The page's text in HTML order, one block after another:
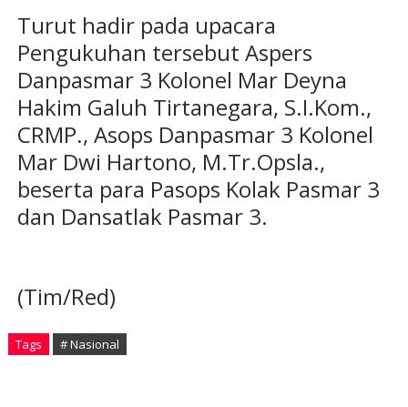
Turut hadir pada upacara
Pengukuhan tersebut Aspers
Danpasmar 3 Kolonel Mar Deyna
Hakim Galuh Tirtanegara, S.I.Kom.,
CRMP., Asops Danpasmar 3 Kolonel
Mar Dwi Hartono, M.Tr.Opsla.,
beserta para Pasops Kolak Pasmar 3
dan Dansatlak Pasmar 3.
(Tim/Red)
Tags # Nasional